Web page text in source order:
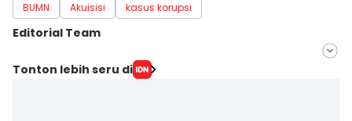
BUMN Akuisisi kasus korupsi
Editorial Team
Editor
Tonton lebih seru di